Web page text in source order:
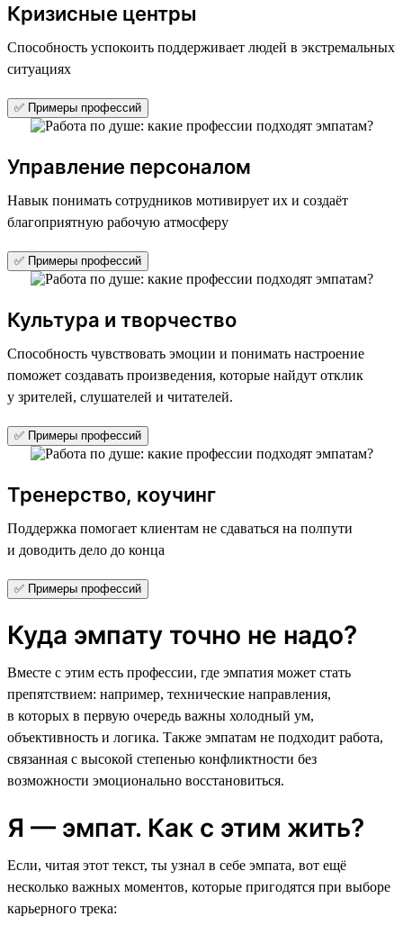
Кризисные центры
Способность успокоить поддерживает людей в экстремальных
ситуациях
✅ Примеры профессий
Управление персоналом
Навык понимать сотрудников мотивирует их и создаёт
благоприятную рабочую атмосферу
✅ Примеры профессий
Культура и творчество
Способность чувствовать эмоции и понимать настроение
поможет создавать произведения, которые найдут отклик
у зрителей, слушателей и читателей.
✅ Примеры профессий
Тренерство, коучинг
Поддержка помогает клиентам не сдаваться на полпути
и доводить дело до конца
✅ Примеры профессий
Куда эмпату точно не надо?
Вместе с этим есть профессии, где эмпатия может стать
препятствием: например, технические направления,
в которых в первую очередь важны холодный ум,
объективность и логика. Также эмпатам не подходит работа,
связанная с высокой степенью конфликтности без
возможности эмоционально восстановиться.
Я — эмпат. Как с этим жить?
Если, читая этот текст, ты узнал в себе эмпата, вот ещё
несколько важных моментов, которые пригодятся при выборе
карьерного трека: